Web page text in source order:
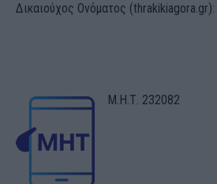
Δικαιούχος Ονόματος
Μ.Η.Τ. 232082